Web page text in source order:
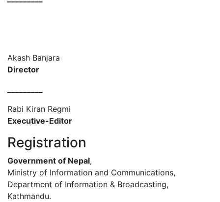
Akash Banjara
Director
Rabi Kiran Regmi
Executive-Editor
Registration
Government of Nepal,
Ministry of Information and Communications,
Department of Information & Broadcasting,
Kathmandu.